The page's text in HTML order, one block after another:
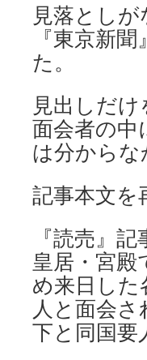
見落とし
『東京新
た。
見出しだ
面会者の
は分からな
記事本文を
『読売』
皇居・宮殿
め来日した
人と面会
下と同国要